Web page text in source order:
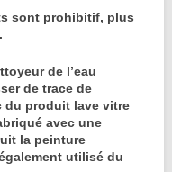
sont prohibitif, plus
de l’eau
de trace de
du produit lave vitre
avec une
la peinture
utilisé du